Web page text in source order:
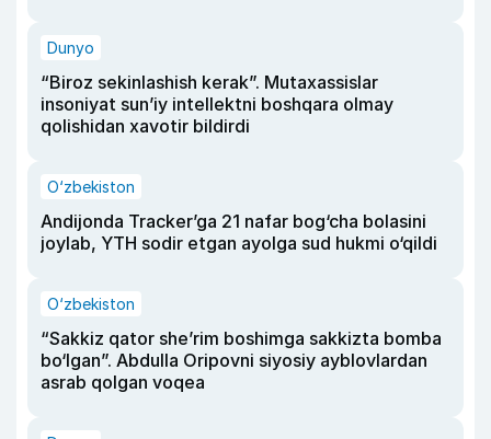
Dunyo
“Biroz sekinlashish kerak”. Mutaxassislar
insoniyat sun’iy intellektni boshqara olmay
qolishidan xavotir bildirdi
O‘zbekiston
Andijonda Tracker’ga 21 nafar bog‘cha bolasini
joylab, YTH sodir etgan ayolga sud hukmi o‘qildi
O‘zbekiston
“Sakkiz qator she’rim boshimga sakkizta bomba
bo‘lgan”. Abdulla Oripovni siyosiy ayblovlardan
asrab qolgan voqea